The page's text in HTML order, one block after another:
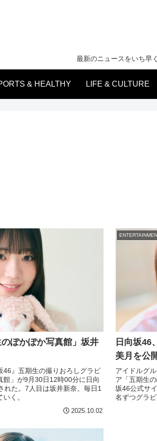
最新のニュースをいち早
& HEALTHY LIFE & CULTURE
ぽかぽか写真館」坂井
46』五期生の撮りおろしグラビ
館」が9月30日12時00分に日向
れた。7人目は坂井新奈。毎日1
く。
2025.10.02
日向坂46
美月を公
アイドルグ
ア「五期生
坂46公式サ
名ずつグラ